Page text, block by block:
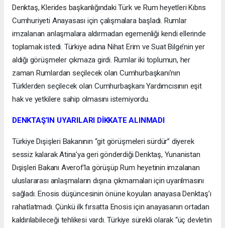
Denktaş, Klerides başkanlığındaki Türk ve Rum heyetleri Kıbrıs
Cumhuriyeti Anayasası için çalışmalara başladı. Rumlar
imzalanan anlaşmalara aldırmadan egemenliği kendi ellerinde
toplamak istedi. Türkiye adına Nihat Erim ve Suat Bilge’nin yer
aldığı görüşmeler çıkmaza girdi. Rumlar iki toplumun, her
zaman Rumlardan seçilecek olan Cumhurbaşkanı’nın
Türklerden seçilecek olan Cumhurbaşkanı Yardımcısının eşit
hak ve yetkilere sahip olmasını istemiyordu.
DENKTAŞ’IN UYARILARI DİKKATE ALINMADI
Türkiye Dışişleri Bakanının “git görüşmeleri sürdür” diyerek
sessiz kalarak Atina’ya geri gönderdiği Denktaş, Yunanistan
Dışişleri Bakanı Averof’la görüşüp Rum heyetinin imzalanan
uluslararası anlaşmaların dışına çıkmamaları için uyarılmasını
sağladı. Enosis düşüncesinin önüne koyulan anayasa Denktaş’ı
rahatlatmadı. Çünkü ilk fırsatta Enosis için anayasanın ortadan
kaldırılabileceği tehlikesi vardı. Türkiye sürekli olarak “üç devletin